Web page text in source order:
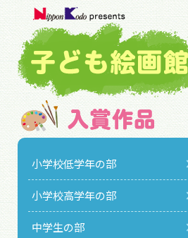
小学校低学年の部
小学校高学年の部
中学生の部